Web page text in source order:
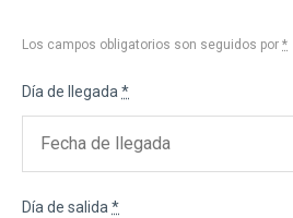
Los campos obligatorios son seguidos por *
Día de llegada *
Día de salida *